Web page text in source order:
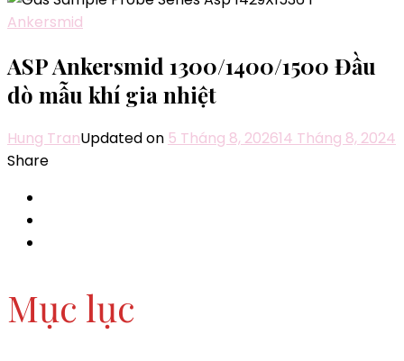
Ankersmid
ASP Ankersmid 1300/1400/1500 Đầu
dò mẫu khí gia nhiệt
Hung TranUpdated on 5 Tháng 8, 202614 Tháng 8, 2024
Share
Mục lục